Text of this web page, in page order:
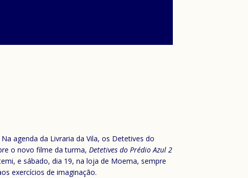
agenda da Livraria da Vila, os Detetives do
o novo filme da turma, Detetives do Prédio Azul 2
e sábado, dia 19, na loja de Moema, sempre
exercícios de imaginação.